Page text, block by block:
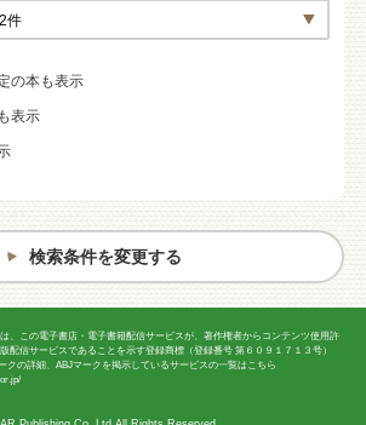
の本も表示
表示
検索条件を変更する
、この電子書店・電子書籍配信サービスが、著作権者からコンテンツ使用許
配信サービスであることを示す登録商標（登録番号 第６０９１７１３号）
クの詳細、ABJマークを掲示しているサービスの一覧はこちら